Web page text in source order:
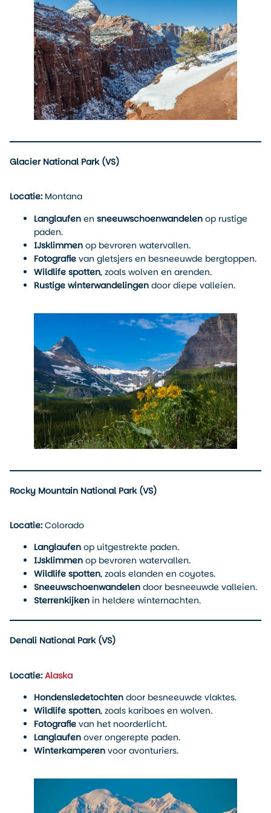
Glacier National Park (VS)
Locatie: Montana
Langlaufen en sneeuwschoenwandelen op rustige
paden.
IJsklimmen op bevroren watervallen.
Fotografie van gletsjers en besneeuwde bergtoppen.
Wildlife spotten, zoals wolven en arenden.
Rustige winterwandelingen door diepe valleien.
Rocky Mountain National Park (VS)
Locatie: Colorado
Langlaufen op uitgestrekte paden.
IJsklimmen op bevroren watervallen.
Wildlife spotten, zoals elanden en coyotes.
Sneeuwschoenwandelen door besneeuwde valleien.
Sterrenkijken in heldere winternachten.
Denali National Park (VS)
Locatie: Alaska
Hondensledetochten door besneeuwde vlaktes.
Wildlife spotten, zoals kariboes en wolven.
Fotografie van het noorderlicht.
Langlaufen over ongerepte paden.
Winterkamperen voor avonturiers.